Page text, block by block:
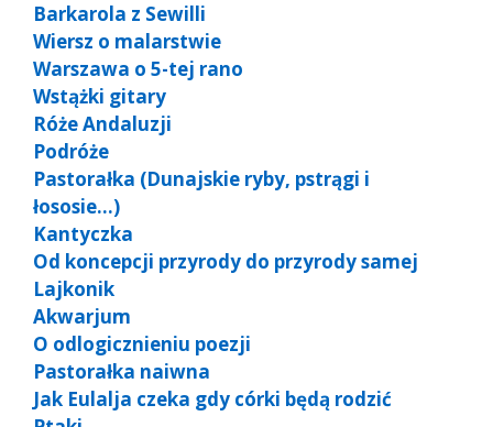
Barkarola z Sewilli
Wiersz o malarstwie
Warszawa o 5-tej rano
Wstążki gitary
Róże Andaluzji
Podróże
Pastorałka (Dunajskie ryby, pstrągi i
łososie…)
Kantyczka
Od koncepcji przyrody do przyrody samej
Lajkonik
Akwarjum
O odlogicznieniu poezji
Pastorałka naiwna
Jak Eulalja czeka gdy córki będą rodzić